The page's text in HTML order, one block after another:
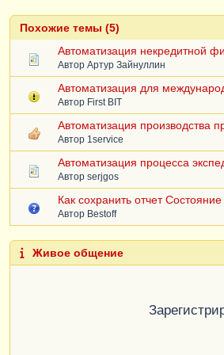
Похожие темы (5)
Автоматизация некредитной
Автор Артур Зайнуллин
Автоматизация для
Автор First BIT
Автоматизация производства
Автор 1service
Автоматизация процесса
Автор serjgos
Как сохранить отчет
Автор Bestoff
Живое общение